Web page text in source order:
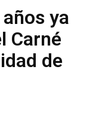
ya
Carné
de